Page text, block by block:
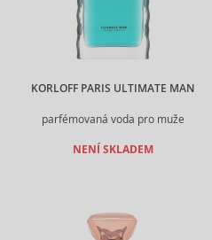
KORLOFF PARIS ULTIMATE MAN
parfémovaná voda pro muže
NENÍ SKLADEM